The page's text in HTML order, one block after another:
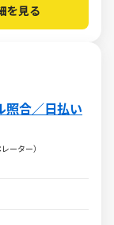
を見る
照合／日払い
ーター）